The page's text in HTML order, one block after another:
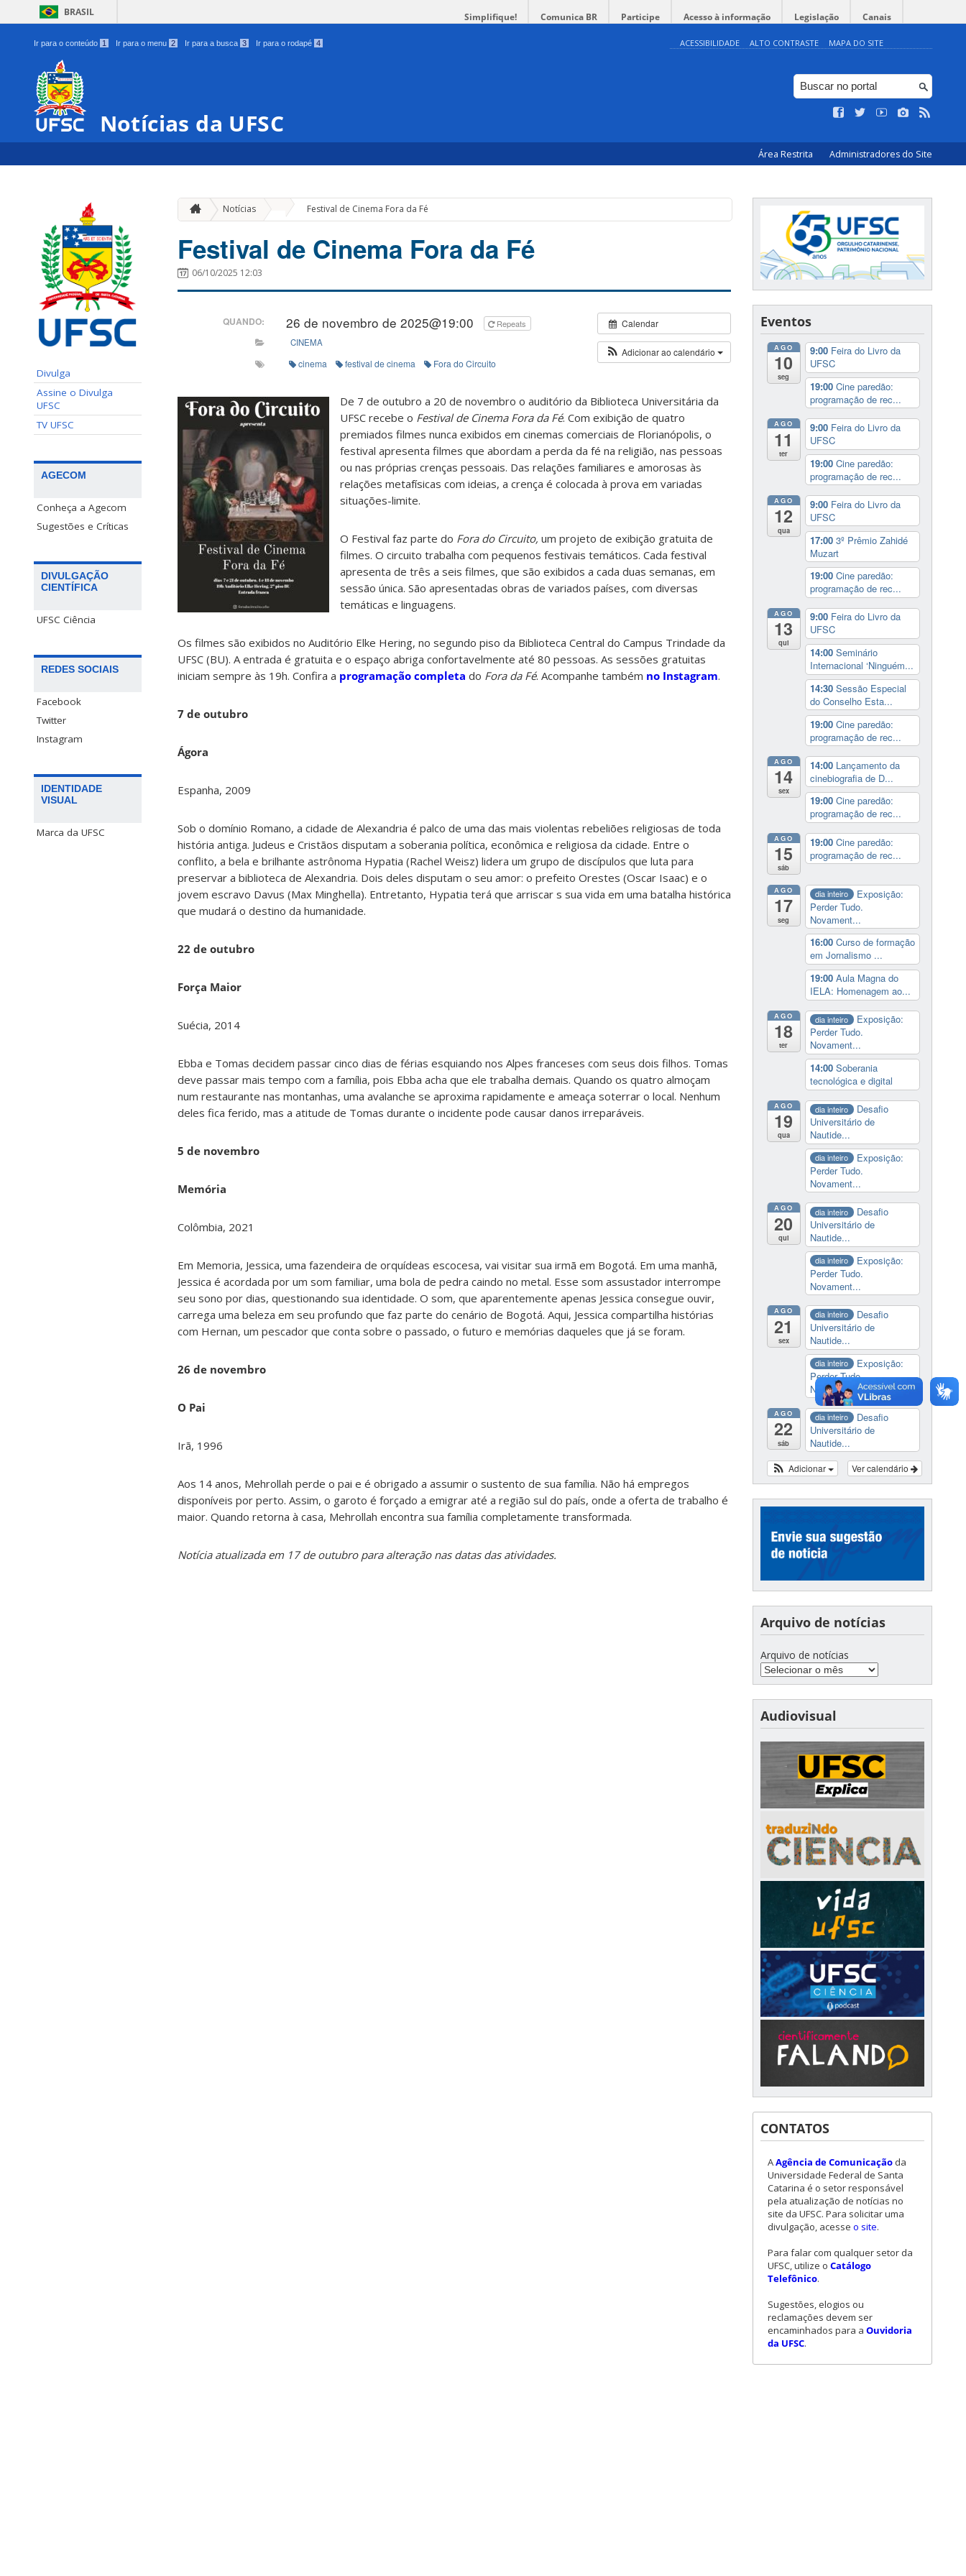
BRASIL Simplifique! Comunica BR Participe Acesso à informação Legislação Canais
Ir para o conteúdo 1 Ir para o menu 2 Ir para a busca 3 Ir para o rodapé 4 ACESSIBILIDADE ALTO CONTRASTE MAPA DO SITE
Notícias da UFSC
Área Restrita Administradores do Site
Divulga
Assine o Divulga
UFSC
TV UFSC
AGECOM
Conheça a Agecom
Sugestões e Críticas
DIVULGAÇÃO
CIENTÍFICA
UFSC Ciência
REDES SOCIAIS
Facebook
Twitter
Instagram
IDENTIDADE
VISUAL
Marca da UFSC
Notícias Festival de Cinema Fora da Fé
Festival de Cinema Fora da Fé
06/10/2025 12:03
Calendar
Adicionar ao calendário
QUANDO: 26 de novembro de 2025@19:00
Repeats
CINEMA
cinema festival de cinema Fora do Circuito
De 7 de outubro a 20 de novembro o auditório da Biblioteca Universitária da
UFSC recebe o Festival de Cinema Fora da Fé. Com exibição de quatro
premiados filmes nunca exibidos em cinemas comerciais de Florianópolis, o
festival apresenta filmes que abordam a perda da fé na religião, nas pessoas
ou nas próprias crenças pessoais. Das relações familiares e amorosas às
relações metafísicas com ideias, a crença é colocada à prova em variadas
situações-limite.
O Festival faz parte do Fora do Circuito, um projeto de exibição gratuita de
filmes. O circuito trabalha com pequenos festivais temáticos. Cada festival
apresenta de três a seis filmes, que são exibidos a cada duas semanas, em
sessão única. São apresentadas obras de variados países, com diversas
temáticas e linguagens.
Os filmes são exibidos no Auditório Elke Hering, no segundo piso da Biblioteca Central do Campus Trindade da
UFSC (BU). A entrada é gratuita e o espaço abriga confortavelmente até 80 pessoas. As sessões gratuitas
iniciam sempre às 19h. Confira a programação completa do Fora da Fé. Acompanhe também no Instagram.
7 de outubro
Ágora
Espanha, 2009
Sob o domínio Romano, a cidade de Alexandria é palco de uma das mais violentas rebeliões religiosas de toda
história antiga. Judeus e Cristãos disputam a soberania política, econômica e religiosa da cidade. Entre o
conflito, a bela e brilhante astrônoma Hypatia (Rachel Weisz) lidera um grupo de discípulos que luta para
preservar a biblioteca de Alexandria. Dois deles disputam o seu amor: o prefeito Orestes (Oscar Isaac) e o
jovem escravo Davus (Max Minghella). Entretanto, Hypatia terá que arriscar s sua vida em uma batalha histórica
que mudará o destino da humanidade.
22 de outubro
Força Maior
Suécia, 2014
Ebba e Tomas decidem passar cinco dias de férias esquiando nos Alpes franceses com seus dois filhos. Tomas
deve passar mais tempo com a família, pois Ebba acha que ele trabalha demais. Quando os quatro almoçam
num restaurante nas montanhas, uma avalanche se aproxima rapidamente e ameaça soterrar o local. Nenhum
deles fica ferido, mas a atitude de Tomas durante o incidente pode causar danos irreparáveis.
5 de novembro
Memória
Colômbia, 2021
Em Memoria, Jessica, uma fazendeira de orquídeas escocesa, vai visitar sua irmã em Bogotá. Em uma manhã,
Jessica é acordada por um som familiar, uma bola de pedra caindo no metal. Esse som assustador interrompe
seu sono por dias, questionando sua identidade. O som, que aparentemente apenas Jessica consegue ouvir,
carrega uma beleza em seu profundo que faz parte do cenário de Bogotá. Aqui, Jessica compartilha histórias
com Hernan, um pescador que conta sobre o passado, o futuro e memórias daqueles que já se foram.
26 de novembro
O Pai
Irã, 1996
Aos 14 anos, Mehrollah perde o pai e é obrigado a assumir o sustento de sua família. Não há empregos
disponíveis por perto. Assim, o garoto é forçado a emigrar até a região sul do país, onde a oferta de trabalho é
maior. Quando retorna à casa, Mehrollah encontra sua família completamente transformada.
Notícia atualizada em 17 de outubro para alteração nas datas das atividades.
Eventos
AGO
10
seg
9:00 Feira do Livro da
UFSC
19:00 Cine paredão:
programação de rec...
AGO
11
ter
9:00 Feira do Livro da
UFSC
19:00 Cine paredão:
programação de rec...
AGO
12
qua
9:00 Feira do Livro da
UFSC
17:00 3º Prêmio Zahidé
Muzart
19:00 Cine paredão:
programação de rec...
AGO
13
qui
9:00 Feira do Livro da
UFSC
14:00 Seminário
Internacional ‘Ninguém...
14:30 Sessão Especial
do Conselho Esta...
19:00 Cine paredão:
programação de rec...
AGO
14
sex
14:00 Lançamento da
cinebiografia de D...
19:00 Cine paredão:
programação de rec...
AGO
15
sáb
19:00 Cine paredão:
programação de rec...
AGO
17
seg
dia inteiro
Exposição:
Perder Tudo.
Novament...
16:00 Curso de formação
em Jornalismo ...
19:00 Aula Magna do
IELA: Homenagem ao...
AGO
18
ter
dia inteiro
Exposição:
Perder Tudo.
Novament...
14:00 Soberania
tecnológica e digital
AGO
19
qua
dia inteiro
Desafio
Universitário de
Nautide...
dia inteiro
Exposição:
Perder Tudo.
Novament...
AGO
20
qui
dia inteiro
Desafio
Universitário de
Nautide...
dia inteiro
Exposição:
Perder Tudo.
Novament...
AGO
21
sex
dia inteiro
Desafio
Universitário de
Nautide...
dia inteiro
Exposição:
Perder Tudo.
Novament...
AGO
22
sáb
dia inteiro
Desafio
Universitário de
Nautide...
Ver calendário
Adicionar
Arquivo de notícias
Arquivo de notícias
Audiovisual
CONTATOS
AAgência de Comunicação da
Universidade Federal de Santa
Catarina é o setor responsável
pela atualização de notícias no
site da UFSC. Para solicitar uma
divulgação, acesse o site.
Para falar com qualquer setor da
UFSC, utilize o Catálogo
Telefônico.
Sugestões, elogios ou
reclamações devem ser
encaminhados para a Ouvidoria
da UFSC.